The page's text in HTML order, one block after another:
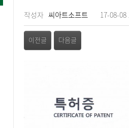
페이지 정보
작성자 씨아트소프트 17-08-08
관련링크
이전글 다음글